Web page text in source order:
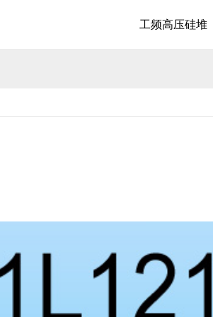
工频高压硅堆